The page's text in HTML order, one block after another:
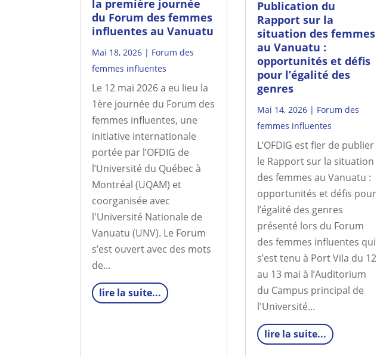
la première journée
du Forum des femmes
influentes au Vanuatu
Mai 18, 2026 | Forum des
femmes influentes
Le 12 mai 2026 a eu lieu la
1ère journée du Forum des
femmes influentes, une
initiative internationale
portée par l’OFDIG de
l’Université du Québec à
Montréal (UQAM) et
coorganisée avec
l'Université Nationale de
Vanuatu (UNV). Le Forum
s’est ouvert avec des mots
de...
lire la suite...
Publication du
Rapport sur la
situation des femmes
au Vanuatu :
opportunités et défis
pour l’égalité des
genres
Mai 14, 2026| Forum des
femmes influentes
L’OFDIG est fier de publier
le Rapport sur la situation
des femmes au Vanuatu :
opportunités et défis pour
l’égalité des genres
présenté lors du Forum
des femmes influentes qui
s’est tenu à Port Vila du 12
au 13 mai à l’Auditorium
du Campus principal de
l'Université...
lire la suite...